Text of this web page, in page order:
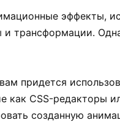
эффекты,
и трансформации.
придется
как CSS-редакторы
созданную